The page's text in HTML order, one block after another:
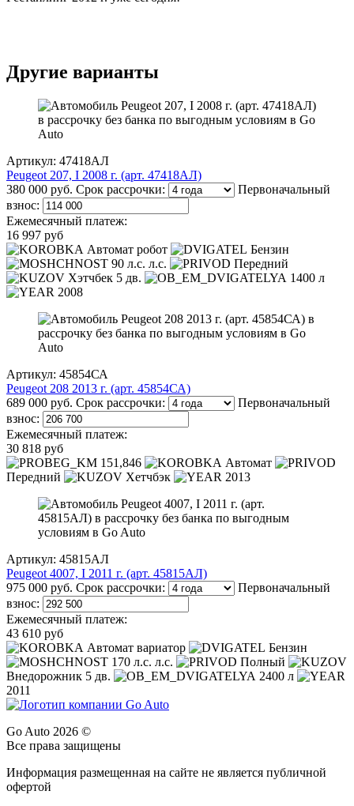
Другие варианты
Артикул: 47418АЛ
Peugeot 207, I 2008 г. (арт. 47418АЛ)
380 000 руб. Срок рассрочки:
Первоначальный
взнос:
Ежемесячный платеж:
16 997 руб
Автомат робот
Бензин
90 л.с. л.с.
Передний
Хэтчбек 5 дв.
1400 л
2008
Артикул: 45854СА
Peugeot 208 2013 г. (арт. 45854СА)
689 000 руб. Срок рассрочки:
Первоначальный
взнос:
Ежемесячный платеж:
30 818 руб
151,846
Автомат
Передний
Хетчбэк 2013
Артикул: 45815АЛ
Peugeot 4007, I 2011 г. (арт. 45815АЛ)
975 000 руб. Срок рассрочки:
Первоначальный
взнос:
Ежемесячный платеж:
43 610 руб
Автомат вариатор
Бензин
170 л.с. л.с.
Полный
Внедорожник 5 дв.
2400 л
2011
Go Auto 2026 ©
Все права защищены
Информация размещенная на сайте не является публичной
офертой